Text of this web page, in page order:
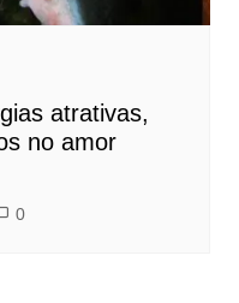
atrativas,
no amor
0